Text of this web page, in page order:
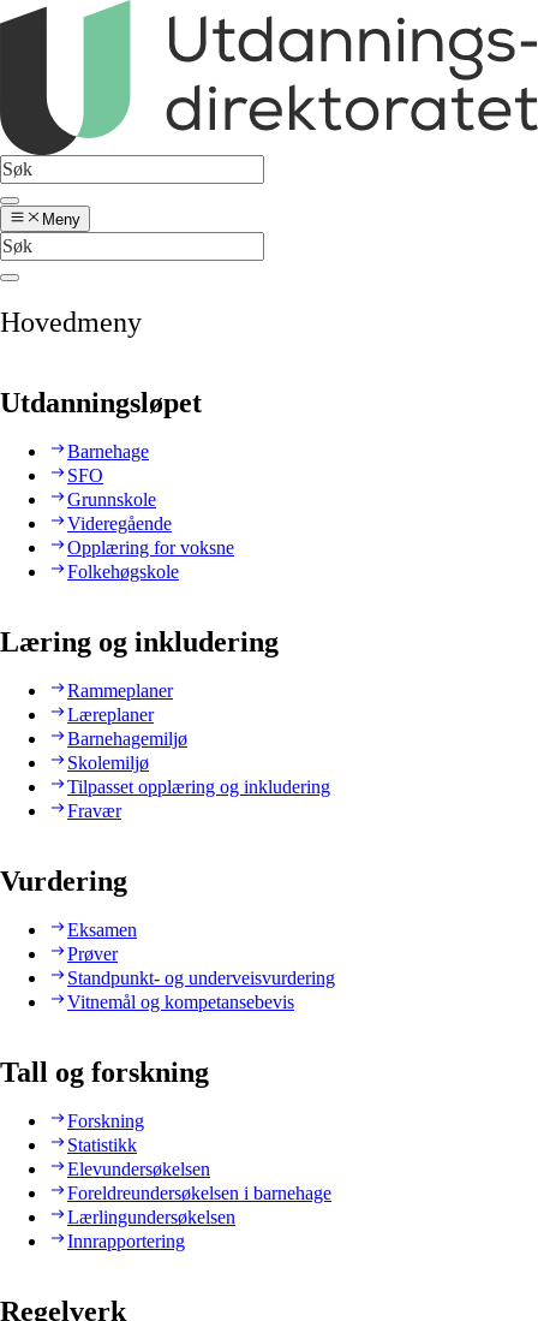
Meny
Hovedmeny
Utdanningsløpet
Barnehage
SFO
Grunnskole
Videregående
Opplæring for voksne
Folkehøgskole
Læring og inkludering
Rammeplaner
Læreplaner
Barnehagemiljø
Skolemiljø
Tilpasset opplæring og inkludering
Fravær
Vurdering
Eksamen
Prøver
Standpunkt- og underveisvurdering
Vitnemål og kompetansebevis
Tall og forskning
Forskning
Statistikk
Elevundersøkelsen
Foreldreundersøkelsen i barnehage
Lærlingundersøkelsen
Innrapportering
Regelverk